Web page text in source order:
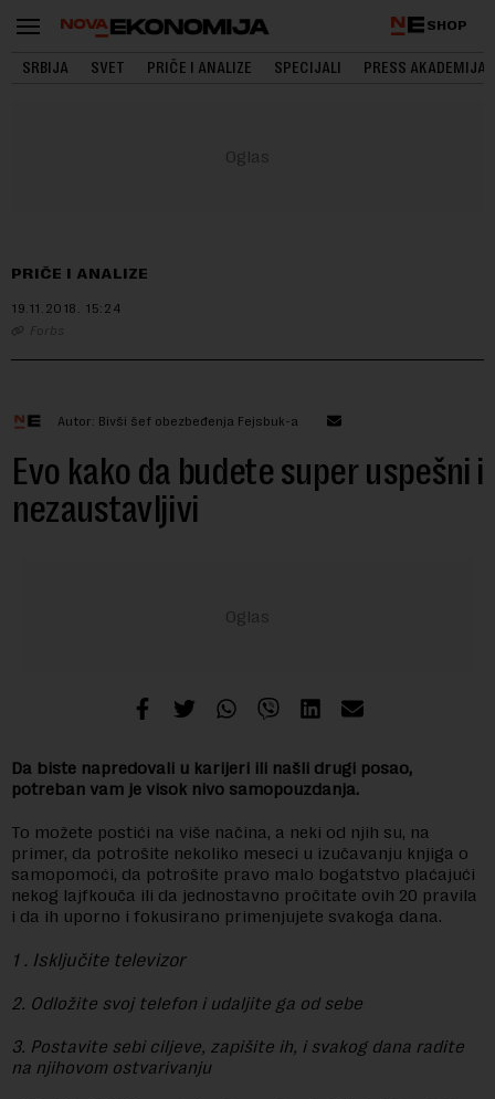
SHOP
SRBIJA SVET PRIČE I ANALIZE SPECIJALI PRESS AKADEMIJA
PRIČE I ANALIZE
19.11.2018. 15:24
Forbs
Autor: Bivši šef obezbeđenja Fejsbuk-a
Evo kako da budete super uspešni i
nezaustavljivi
Da biste napredovali u karijeri ili našli drugi posao,
potreban vam je visok nivo samopouzdanja.
To možete postići na više načina, a neki od njih su, na
primer, da potrošite nekoliko meseci u izučavanju knjiga o
samopomoći, da potrošite pravo malo bogatstvo plaćajući
nekog lajfkouča ili da jednostavno pročitate ovih 20 pravila
i da ih uporno i fokusirano primenjujete svakoga dana.
1 . Isključite televizor
2. Odložite svoj telefon i udaljite ga od sebe
3. Postavite sebi ciljeve, zapišite ih, i svakog dana radite
na njihovom ostvarivanju